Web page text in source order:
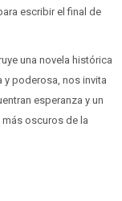
escribir el final de
una novela histórica
y poderosa, nos invita
esperanza y un
oscuros de la